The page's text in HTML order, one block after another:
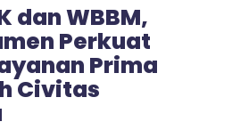
dan WBBM,
Perkuat
Prima
Civitas